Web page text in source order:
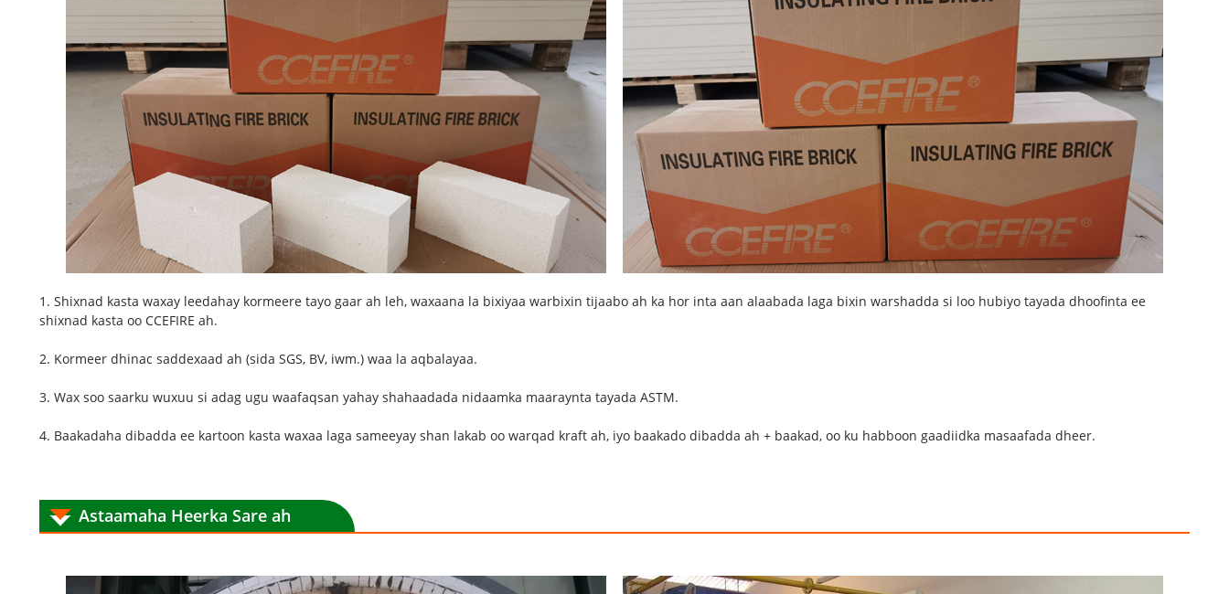
1. Shixnad kasta waxay leedahay kormeere tayo gaar ah leh, waxaana la bixiyaa warbixin tijaabo ah ka hor inta aan alaabada laga bixin warshadda si loo hubiyo tayada dhoofinta ee
shixnad kasta oo CCEFIRE ah.
2. Kormeer dhinac saddexaad ah (sida SGS, BV, iwm.) waa la aqbalayaa.
3. Wax soo saarku wuxuu si adag ugu waafaqsan yahay shahaadada nidaamka maaraynta tayada ASTM.
4. Baakadaha dibadda ee kartoon kasta waxaa laga sameeyay shan lakab oo warqad kraft ah, iyo baakado dibadda ah + baakad, oo ku habboon gaadiidka masaafada dheer.
Astaamaha Heerka Sare ah